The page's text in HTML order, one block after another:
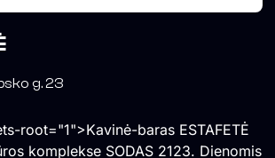
g. 23
root="1">Kavinė-baras ESTAFETĖ
komplekse SODAS 2123. Dienomis